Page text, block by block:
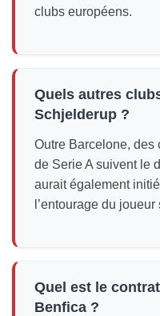
clubs européens.
Quels autres
Schjelderup ?
Outre Barcelone, des
de Serie A suivent le
aurait également
l’entourage du
Quel est le
Benfica ?